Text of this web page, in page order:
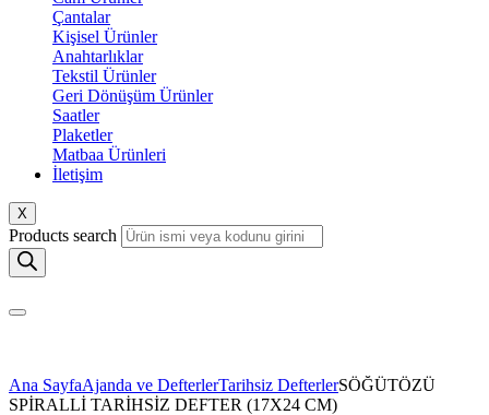
Çantalar
Kişisel Ürünler
Anahtarlıklar
Tekstil Ürünler
Geri Dönüşüm Ürünler
Saatler
Plaketler
Matbaa Ürünleri
İletişim
X
Products search
Ana SayfaAjanda ve DefterlerTarihsiz DefterlerSÖĞÜTÖZÜ
SPİRALLİ TARİHSİZ DEFTER (17X24 CM)